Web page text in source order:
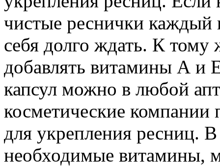
чистые реснички каждый
себя долго ждать. К
добавлять витамины А и
капсул можно в любой
косметические компании
для укрепления ресниц.
необходимые витамины,